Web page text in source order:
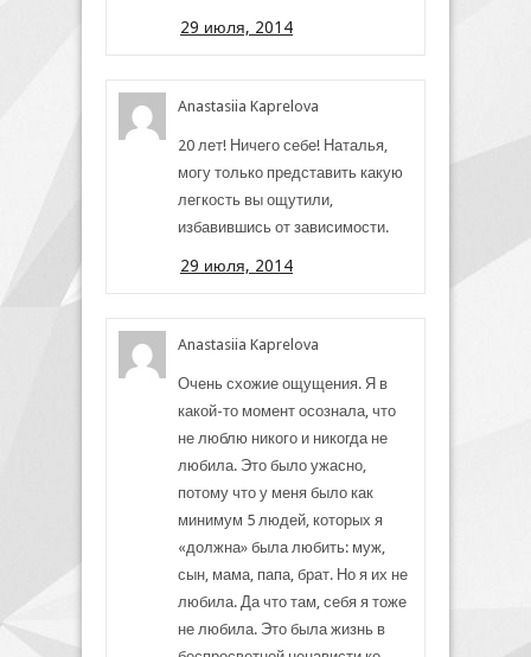
29 июля, 2014
Anastasiia Kaprelova
20 лет! Ничего себе! Наталья,
могу только представить какую
легкость вы ощутили,
избавившись от зависимости.
29 июля, 2014
Anastasiia Kaprelova
Очень схожие ощущения. Я в
какой-то момент осознала, что
не люблю никого и никогда не
любила. Это было ужасно,
потому что у меня было как
минимум 5 людей, которых я
«должна» была любить: муж,
сын, мама, папа, брат. Но я их не
любила. Да что там, себя я тоже
не любила. Это была жизнь в